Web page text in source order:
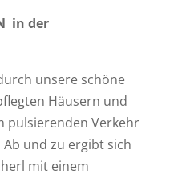
in der
unsere schöne
Häusern und
pulsierenden Verkehr
und zu ergibt sich
mit einem